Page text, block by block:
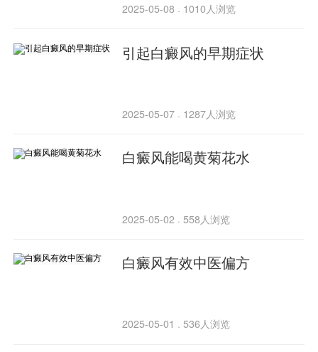
2025-05-08 · 1010人浏览
引起白癜风的早期症状
2025-05-07 · 1287人浏览
白癜风能喝黄菊花水
2025-05-02 · 558人浏览
白癜风有效中医偏方
2025-05-01 · 536人浏览